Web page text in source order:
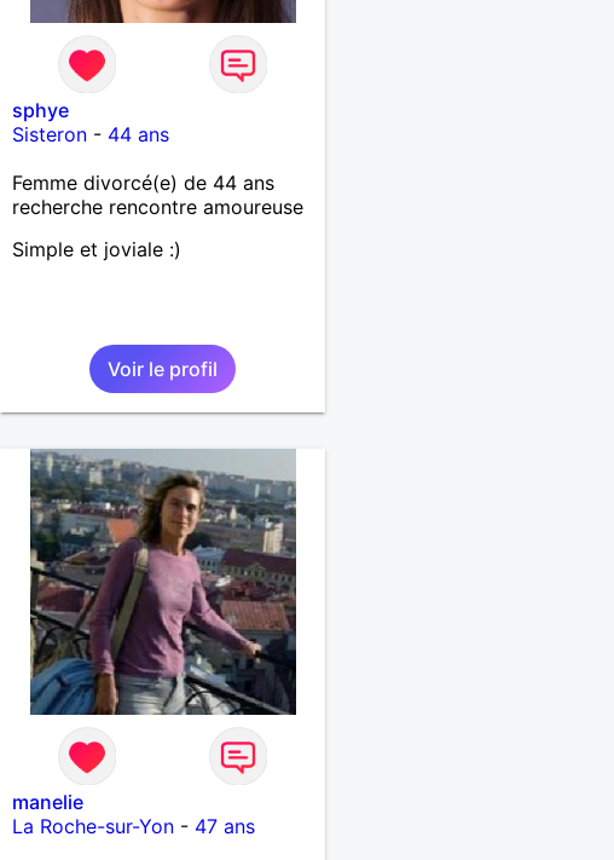
sphye
Sisteron - 44 ans
Femme divorcé(e) de 44 ans
recherche rencontre amoureuse
Simple et joviale :)
Voir le profil
manelie
La Roche-sur-Yon - 47 ans